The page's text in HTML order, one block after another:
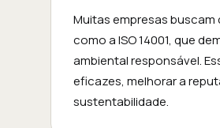
Muitas empresas
como a ISO 14001, que
ambiental responsável.
eficazes, melhorar a
sustentabilidade.